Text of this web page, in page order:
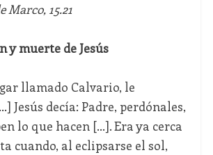
Marco, 15.21
y muerte de Jesús
llamado Calvario, le
Jesús decía: Padre, perdónales,
lo que hacen [...]. Era ya cerca
cuando, al eclipsarse el sol,